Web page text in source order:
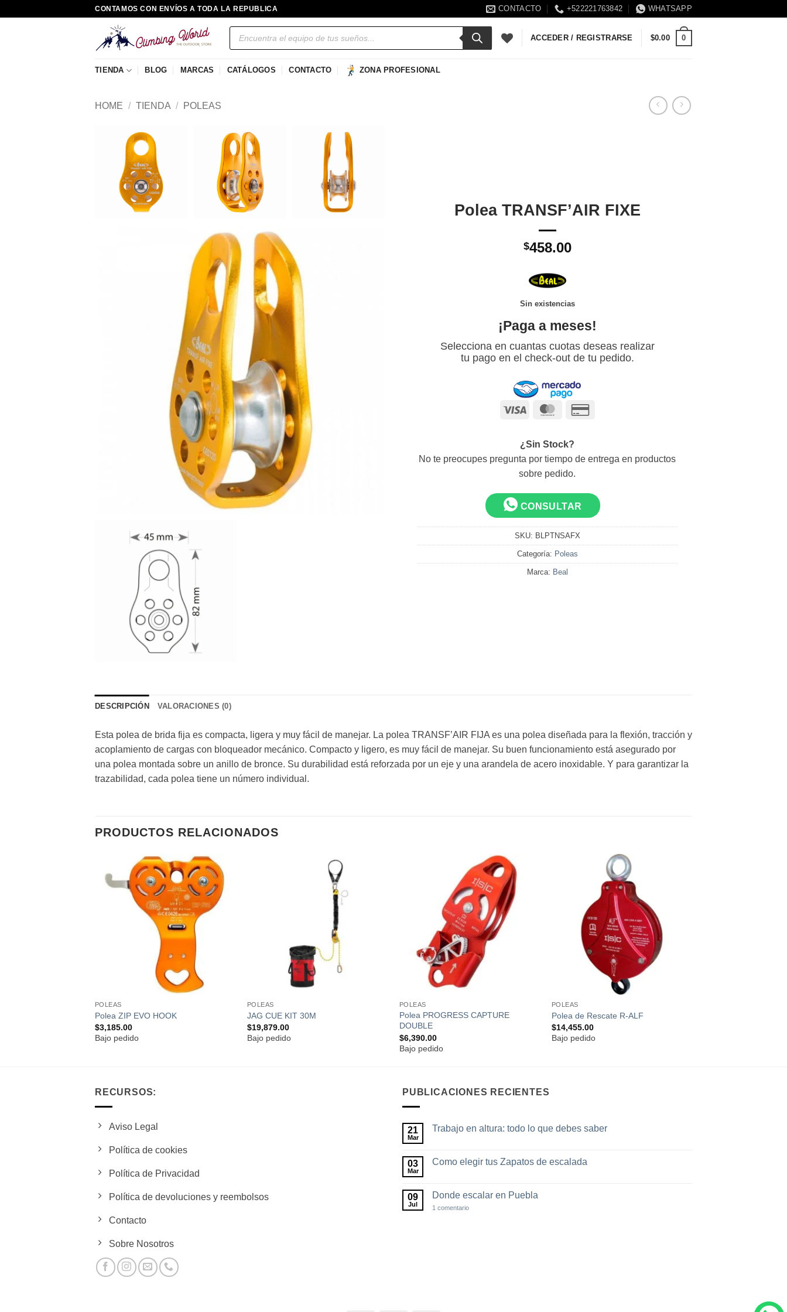
CONTAMOS CON ENVÍOS A TODA LA REPUBLICA CONTACTO +522221763842 WHATSAPP
Búsqueda
ACCEDER / REGISTRARSE $0.00 0
TIENDA BLOG MARCAS CATÁLOGOS CONTACTO ZONA PROFESIONAL
HOME / TIENDA / POLEAS
Añadir
lista de
deseos
Polea TRANSF’AIR FIXE
$458.00
Sin existencias
¡Paga a meses!
Selecciona en cuantas cuotas deseas realizar
tu pago en el check-out de tu pedido.
Visa MasterCard
¿Sin Stock?
No te preocupes pregunta por tiempo de entrega en productos
sobre pedido.
CONSULTAR
SKU: BLPTNSAFX
Categoría: Poleas
Marca: Beal
DESCRIPCIÓN VALORACIONES (0)
Esta polea de brida fija es compacta, ligera y muy fácil de manejar. La polea TRANSF’AIR FIJA es una polea diseñada para la flexión, tracción y
acoplamiento de cargas con bloqueador mecánico. Compacto y ligero, es muy fácil de manejar. Su buen funcionamiento está asegurado por
una polea montada sobre un anillo de bronce. Su durabilidad está reforzada por un eje y una arandela de acero inoxidable. Y para garantizar la
trazabilidad, cada polea tiene un número individual.
PRODUCTOS RELACIONADOS
Añadir
a la
lista de
deseos
POLEAS
Polea ZIP EVO HOOK
$3,185.00
Bajo pedido
POLEAS
JAG CUE KIT 30M
$19,879.00
Bajo pedido
Añadir
a la
lista de
deseos
POLEAS
Polea PROGRESS CAPTURE
DOUBLE
$6,390.00
Bajo pedido
POLEAS
Polea de Rescate R-ALF
$14,455.00
Bajo pedido
RECURSOS:
Aviso Legal
Política de cookies
Política de Privacidad
Política de devoluciones y reembolsos
Contacto
Sobre Nosotros
PUBLICACIONES RECIENTES
21
Mar
Trabajo en altura: todo lo que debes saber
en
todo
lo
que
03
Mar
Como elegir tus Zapatos de escalada
en
elegir
09
Jul
Donde escalar en Puebla
1 comentarioen